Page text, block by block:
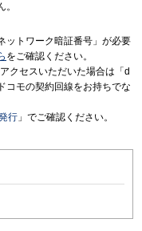
ットワーク暗証番号」が必要
をご確認ください。
クセスいただいた場合は「d
コモの契約回線をお持ちでな
行 」でご確認ください。